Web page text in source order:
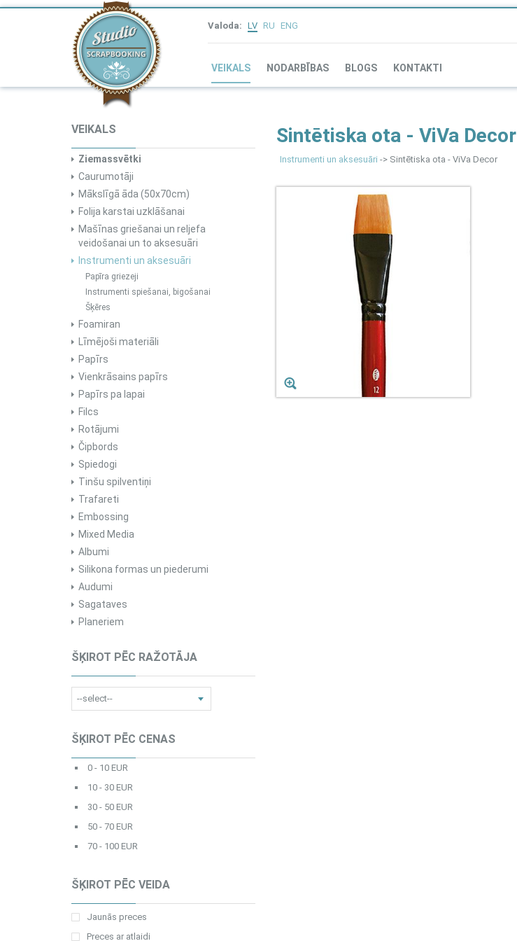
Valoda: LV RU ENG
VEIKALS NODARBĪBAS BLOGS KONTAKTI
VEIKALS
Ziemassvētki
Caurumotāji
Mākslīgā āda (50x70cm)
Folija karstai uzklāšanai
Mašīnas griešanai un reljefa
veidošanai un to aksesuāri
Instrumenti un aksesuāri
Papīra griezeji
Instrumenti spiešanai, bigošanai
Šķēres
Foamiran
Līmējoši materiāli
Papīrs
Vienkrāsains papīrs
Papīrs pa lapai
Filcs
Rotājumi
Čipbords
Spiedogi
Tinšu spilventiņi
Trafareti
Embossing
Mixed Media
Albumi
Silikona formas un piederumi
Audumi
Sagataves
Planeriem
ŠĶIROT PĒC RAŽOTĀJA
ŠĶIROT PĒC CENAS
0 - 10 EUR
10 - 30 EUR
30 - 50 EUR
50 - 70 EUR
70 - 100 EUR
ŠĶIROT PĒC VEIDA
Jaunās preces
Preces ar atlaidi
Sintētiska ota - ViVa Decor
Instrumenti un aksesuāri -> Sintētiska ota - ViVa Decor